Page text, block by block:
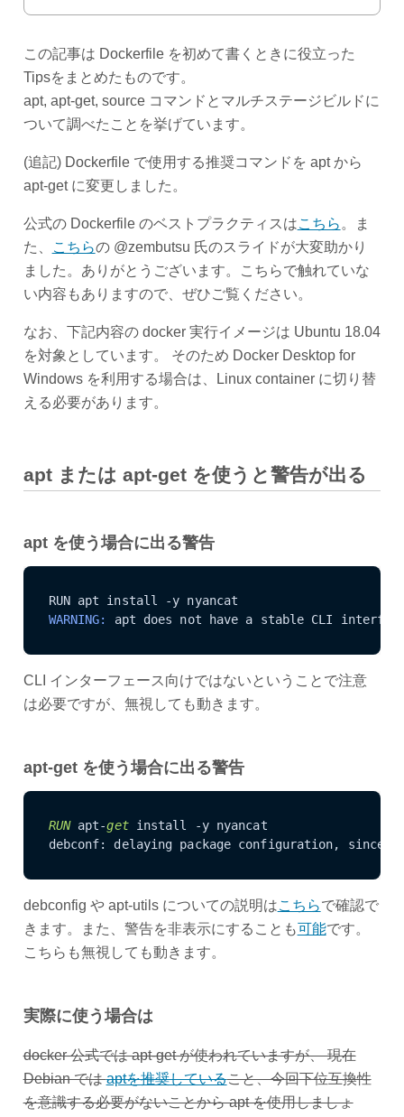
この記事は Dockerfile を初めて書くときに役立った
Tipsをまとめたものです。
apt, apt-get, source コマンドとマルチステージビルドに
ついて調べたことを挙げています。
(追記) Dockerfile で使用する推奨コマンドを apt から
apt-get に変更しました。
公式の Dockerfile のベストプラクティスはこちら 。ま
た、
こちらの @zembutsu 氏のスライドが大変助かり
ました。ありがとうございます。こちらで触れていな
い内容もありますので、ぜひご覧ください。
なお、下記内容の docker 実行イメージは Ubuntu 18.04
を対象としています。 そのため Docker Desktop for
Windows を利用する場合は、Linux container に切り替
える必要があります。
apt または apt-get を使うと警告が出る
apt を使う場合に出る警告
WARNING: apt does not have a stable CLI
CLI インターフェース向けではないということで注意
は必要ですが、無視しても動きます。
apt-get を使う場合に出る警告
RUN apt-get install -y nyancat
debconf: delaying package configuration,
debconfig や apt-utils についての説明はこちらで確認で
きます。また、警告を非表示にすることも可能です。
こちらも無視しても動きます。
実際に使う場合は
docker 公式では apt-get が使われていますが、 現在
Debian ではaptを推奨していること、今回下位互換性
を意識する必要がないことから apt を使用しましょ